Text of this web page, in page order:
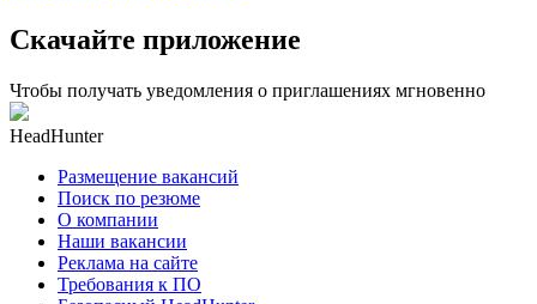
Скачайте приложение
Чтобы получать уведомления о приглашениях мгновенно
HeadHunter
Размещение вакансий
Поиск по резюме
О компании
Наши вакансии
Реклама на сайте
Требования к ПО